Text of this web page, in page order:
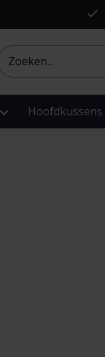
Hoofdkussens